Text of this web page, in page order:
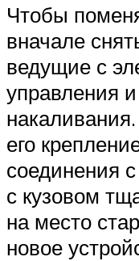
Чтобы
вначале
ведущие с
управления
его
соединения
с кузовом
на место
новое